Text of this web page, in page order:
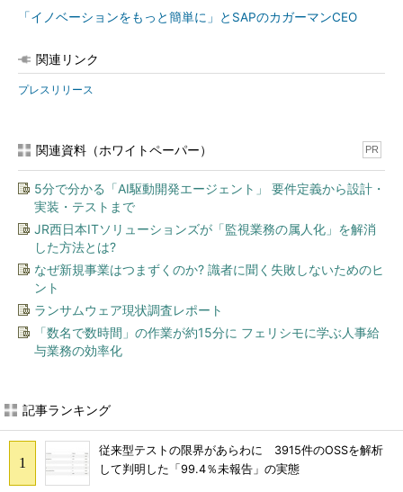
「イノベーションをもっと簡単に」とSAPのカガーマンCEO
関連リンク
プレスリリース
関連資料（ホワイトペーパー） PR
5分で分かる「AI駆動開発エージェント」 要件定義から設計・
実装・テストまで
JR西日本ITソリューションズが「監視業務の属人化」を解消
した方法とは?
なぜ新規事業はつまずくのか? 識者に聞く失敗しないためのヒ
ント
ランサムウェア現状調査レポート
「数名で数時間」の作業が約15分に フェリシモに学ぶ人事給
与業務の効率化
記事ランキング
従来型テストの限界があらわに 3915件のOSSを解析
して判明した「99.4％未報告」の実態